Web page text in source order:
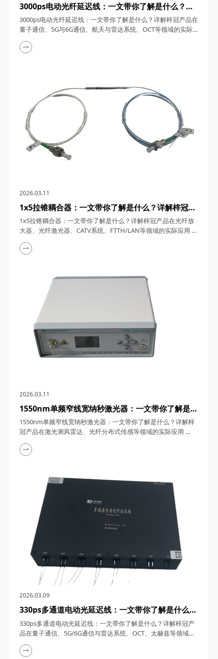
3000ps电动光纤延迟线：一文带你了解是什么？详
解梓冠产品在量子通信、5G与6G通信、航天与雷达
系统、OCT等领域的实际应用
3000ps电动光纤延迟线：一文带你了解是什么？详解梓冠产品在
量子通信、5G与6G通信、航天与雷达系统、OCT等领域的实际
应用 3000ps电动光纤延迟线，在高速发展的光通信与探测技术
领域，凭借其卓越的性能和广泛的应用潜力，成为了众多高科技
2026.03.11
1x5拉锥耦合器：一文带你了解是什么？详解梓冠产
品在光纤放大器、光纤激光器、CATV系统、
FTTH/LAN等领域的实际应用
1x5拉锥耦合器：一文带你了解是什么？详解梓冠产品在光纤放
大器、光纤激光器、CATV系统、FTTH/LAN等领域的实际应用
1x5拉锥耦合器，在光纤通信与传感技术迅猛发展的今天，凭借
其独特的设计、卓越的性能以及广泛的应用场景，成为了光纤网
款产品的内在魅力。 一、1...
2026.03.11
1550nm单频窄线宽纳秒激光器：一文带你了解是什
么？详解梓冠产品在激光测风雷达、光纤分布式传感
等领域的实际应用
1550nm单频窄线宽纳秒激光器：一文带你了解是什么？详解梓
冠产品在激光测风雷达、光纤分布式传感等领域的实际应用
1550nm单频窄线宽纳秒激光器，在激光技术的浩瀚星空中，犹
如一颗璀璨的明星，以其独特的光学特性和广泛的应用领域，吸
越的性能和稳定的表现，成为了市场上的热门之...
2026.03.09
330ps多通道电动光延迟线：一文带你了解是什么？
详解梓冠产品在量子通信、5G/6G通信与雷达系
统、OCT、太赫兹等领域的实际应用
330ps多通道电动光延迟线：一文带你了解是什么？详解梓冠产
品在量子通信、5G/6G通信与雷达系统、OCT、太赫兹等领域的
实际应用 330ps多通道电动光延迟线，在光通信与光电子技术的
飞速发展中，凭借其高精度、多通道、可调可控等特性，在量子